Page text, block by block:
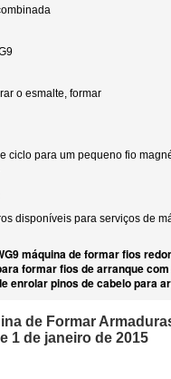
o esmalte, formar
ciclo para um pequeno fio
disponíveis para serviços de
máquina de formar fios
formar fios de arranque
enrolar pinos de cabelo para
de Formar
1 de janeiro de 2015